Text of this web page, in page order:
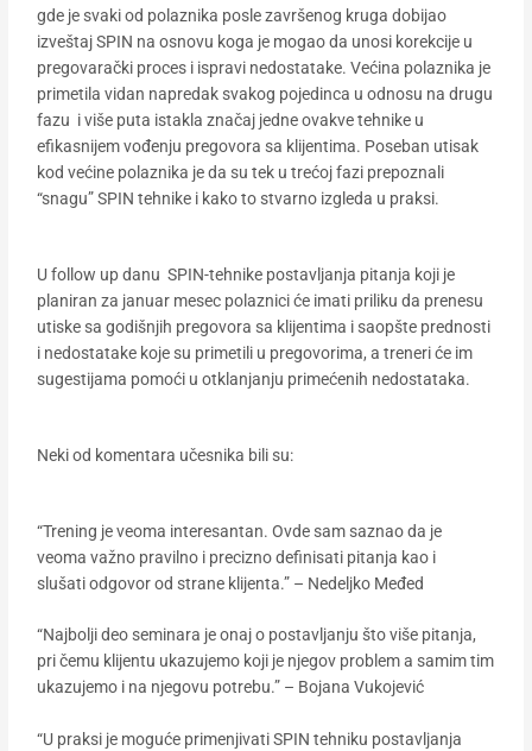
gde je svaki od polaznika posle završenog kruga dobijao
izveštaj SPIN na osnovu koga je mogao da unosi korekcije u
pregovarački proces i ispravi nedostatake. Većina polaznika je
primetila vidan napredak svakog pojedinca u odnosu na drugu
fazu i više puta istakla značaj jedne ovakve tehnike u
efikasnijem vođenju pregovora sa klijentima. Poseban utisak
kod većine polaznika je da su tek u trećoj fazi prepoznali
“snagu” SPIN tehnike i kako to stvarno izgleda u praksi.
U follow up danu SPIN-tehnike postavljanja pitanja koji je
planiran za januar mesec polaznici će imati priliku da prenesu
utiske sa godišnjih pregovora sa klijentima i saopšte prednosti
i nedostatake koje su primetili u pregovorima, a treneri će im
sugestijama pomoći u otklanjanju primećenih nedostataka.
Neki od komentara učesnika bili su:
“Trening je veoma interesantan. Ovde sam saznao da je
veoma važno pravilno i precizno definisati pitanja kao i
slušati odgovor od strane klijenta.” – Nedeljko Međed
“Najbolji deo seminara je onaj o postavljanju što više pitanja,
pri čemu klijentu ukazujemo koji je njegov problem a samim tim
ukazujemo i na njegovu potrebu.” – Bojana Vukojević
“U praksi je moguće primenjivati SPIN tehniku postavljanja